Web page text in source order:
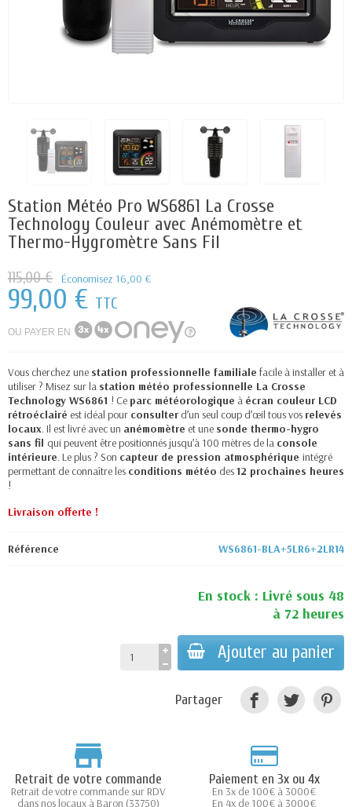
Station Météo Pro WS6861 La Crosse
Technology Couleur avec Anémomètre et
Thermo-Hygromètre Sans Fil
115,00 € Économisez 16,00 €
99,00 € TTC
OU PAYER EN
Vous cherchez une station professionnelle familiale facile à installer et à
utiliser ? Misez sur la station météo professionnelle La Crosse
Technology WS6861 ! Ce parc météorologique à écran couleur LCD
rétroéclairé est idéal pour consulterd’un seul coup d’œil tous vos relevés
locaux. Il est livré avec un anémomètre et une sonde thermo-hygro
sans fil qui peuvent être positionnés jusqu’à 100 mètres de la console
intérieure. Le plus ? Son capteur de pression atmosphérique intégré
permettant de connaître les conditions météo des12 prochaines heures
!
Livraison offerte !
Référence WS6861-BLA+5LR6+2LR14
En stock : Livré sous 48
à 72 heures
Ajouter au panier
Partager
Retrait de votre commande
Retrait de votre commande sur RDV
dans nos locaux à Baron (33750)
Paiement en 3x ou 4x
En 3x de 100€ à 3000€
En 4x de 100€ à 3000€